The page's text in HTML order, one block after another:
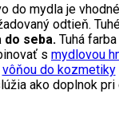
mydla je
odtieň.
seba.Tuhá
s mydlovou
vôňou do kozmetiky
ako doplnok